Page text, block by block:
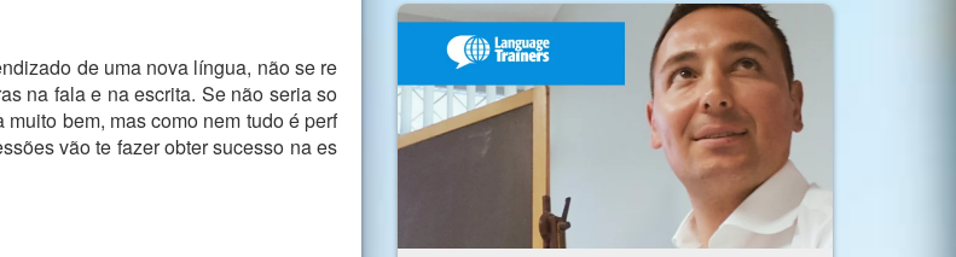
de uma nova língua, não se re
na fala e na escrita. Se não seria so
bem, mas como nem tudo é perf
vão te fazer obter sucesso na es